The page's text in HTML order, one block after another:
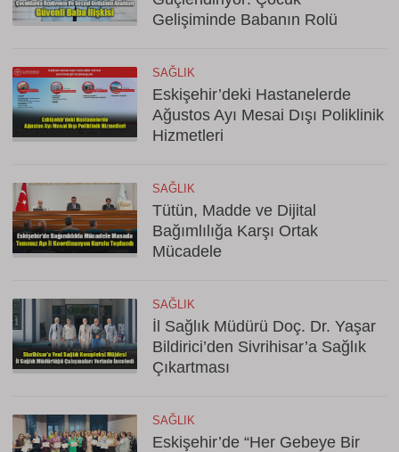
Gelişiminde Babanın Rolü
SAĞLIK
Eskişehir’deki Hastanelerde
Ağustos Ayı Mesai Dışı Poliklinik
Hizmetleri
SAĞLIK
Tütün, Madde ve Dijital
Bağımlılığa Karşı Ortak
Mücadele
SAĞLIK
İl Sağlık Müdürü Doç. Dr. Yaşar
Bildirici’den Sivrihisar’a Sağlık
Çıkartması
SAĞLIK
Eskişehir’de “Her Gebeye Bir